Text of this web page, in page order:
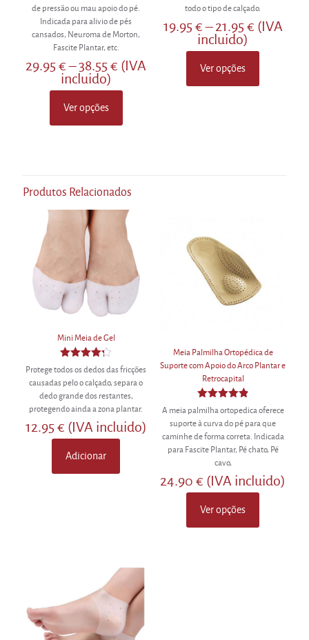
de 5
de pressão ou mau apoio do pé.
Indicada para alivio de pés
cansados, Neuroma de Morton,
Fascite Plantar, etc.
29.95€ –38.55€ Price
29.95 €
(IVA
incluido)
Ver opções
product
options
be
page
todo o tipo de calçado.
19.95€ – 21.95€Price
19.95 €
(IVA
incluido)
Ver opções
product
page
Produtos Relacionados
Mini Meia de Gel
Avaliação
de 5
Protege todos os dedos das fricções
causadas pelo o calçado, separa o
dedo grande dos restantes,
protegendo ainda a zona plantar.
12.95€ (IVA incluido)
Adicionar
Meia Palmilha Ortopédica de
Suporte com Apoio do Arco Plantar e
Retrocapital
Avaliação
de 5
A meia palmilha ortopedica oferece
suporte à curva do pé para que
caminhe de forma correta. Indicada
para Fascite Plantar, Pé chato, Pé
cavo,
24.90€ (IVA incluido)
Ver opções
product